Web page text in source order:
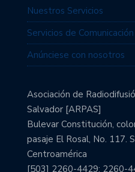
Nuestros Servicios
Servicios de Comunicación
Anúnciese con nosotros
Asociación de
Salvador [ARPAS]
Bulevar Constitución,
pasaje El Rosal, No. 117.
Centroamérica
[503] 2260-4429; 2260-